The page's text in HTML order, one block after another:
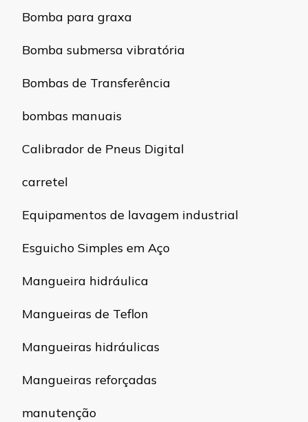
Bomba para graxa
Bomba submersa vibratória
Bombas de Transferência
bombas manuais
Calibrador de Pneus Digital
carretel
Equipamentos de lavagem industrial
Esguicho Simples em Aço
Mangueira hidráulica
Mangueiras de Teflon
Mangueiras hidráulicas
Mangueiras reforçadas
manutenção